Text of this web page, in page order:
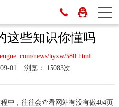
这些知识你懂吗
news/hyxw/580.html
01
浏览： 15083次
中，往往会查看网站有没有做404页